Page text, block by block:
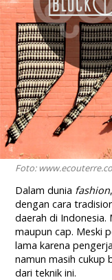
Foto:
Dalam dunia fashion
dengan cara
daerah di Indonesia.
maupun cap. Meski
lama karena
namun masih cukup
dari teknik ini.